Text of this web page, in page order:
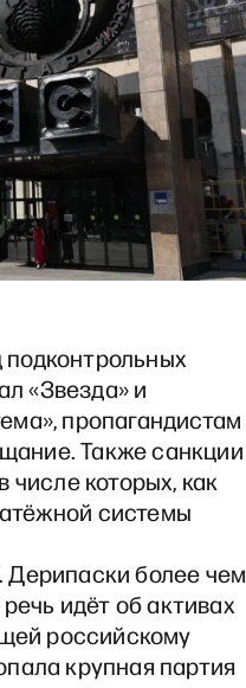
«Звезда» и
пропагандистам
Также санкции
числе которых, как
системы
более чем
идёт об активах
российскому
крупная партия